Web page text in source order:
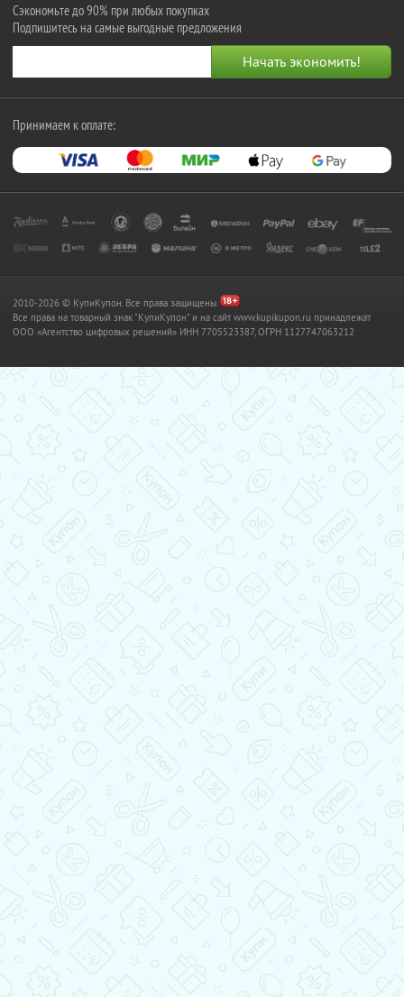
Сэкономьте до 90% при любых покупках
Подпишитесь на самые выгодные предложения
Принимаем к оплате:
2010-2026 © КупиКупон. Все права защищены.
Все права на товарный знак "КупиКупон" и на сайт www.kupikupon.ru принадлежат
OOO «Агентство цифровых решений» ИНН 7705523387, ОГРН 1127747063212